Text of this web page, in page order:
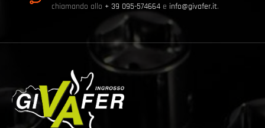
chiamando allo + 39 095-574664 e info@givafer.it.